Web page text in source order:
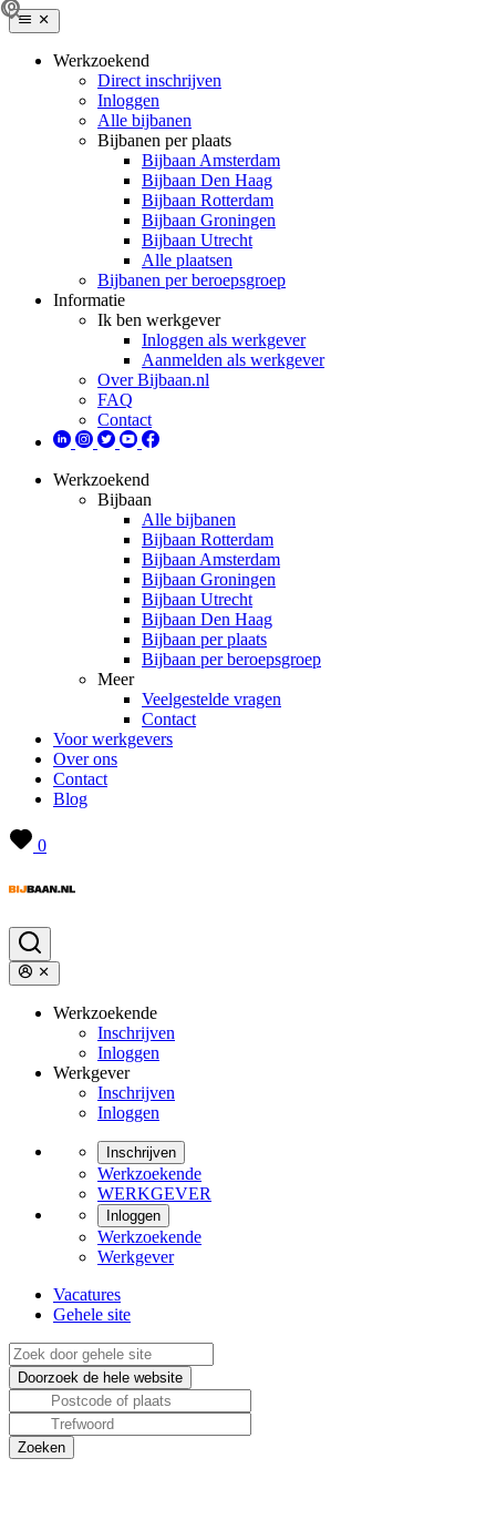
Werkzoekend
Direct inschrijven
Inloggen
Alle bijbanen
Bijbanen per plaats
Bijbaan Amsterdam
Bijbaan Den Haag
Bijbaan Rotterdam
Bijbaan Groningen
Bijbaan Utrecht
Alle plaatsen
Bijbanen per beroepsgroep
Informatie
Ik ben werkgever
Inloggen als werkgever
Aanmelden als werkgever
Over Bijbaan.nl
FAQ
Contact
Werkzoekend
Bijbaan
Alle bijbanen
Bijbaan Rotterdam
Bijbaan Amsterdam
Bijbaan Groningen
Bijbaan Utrecht
Bijbaan Den Haag
Bijbaan per plaats
Bijbaan per beroepsgroep
Meer
Veelgestelde vragen
Contact
Voor werkgevers
Over ons
Contact
Blog
0
Werkzoekende
Inschrijven
Inloggen
Werkgever
Inschrijven
Inloggen
Inschrijven
Werkzoekende
WERKGEVER
Inloggen
Werkzoekende
Werkgever
Vacatures
Gehele site